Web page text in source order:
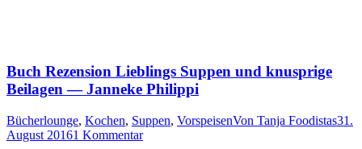
Buch Rezension Lieblings Suppen und knusprige
Beilagen — Janneke Philippi
Bücherlounge, Kochen, Suppen, VorspeisenVon Tanja Foodistas31.
August 20161 Kommentar